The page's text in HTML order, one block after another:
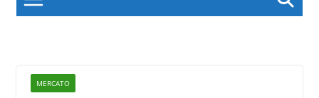
MERCATO